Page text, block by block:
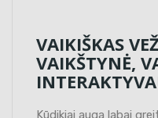
VAIKIŠKAS
VAIKŠTYNĖ,
Kūdikiai auga labai